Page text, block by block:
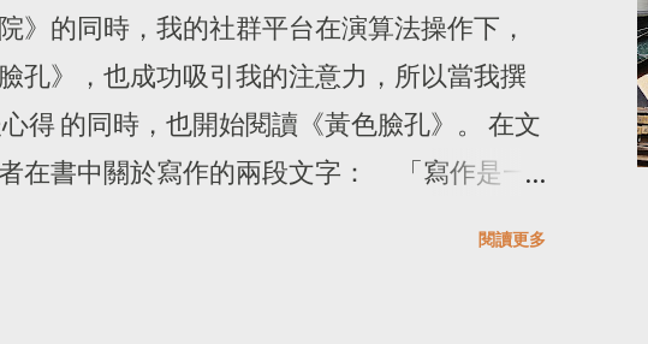
concepts remain the same, old-school
to be updated to effectively regulate the
may not charge for its search engine
ranking sea...
》的同時，我的社群平台在演算法操作下，
孔》，也成功吸引我的注意力，所以當我撰
得 的同時，也開始閱讀《黃色臉孔》。 在文
在書中關於寫作的兩段文字： 「寫作是一
閱讀更多